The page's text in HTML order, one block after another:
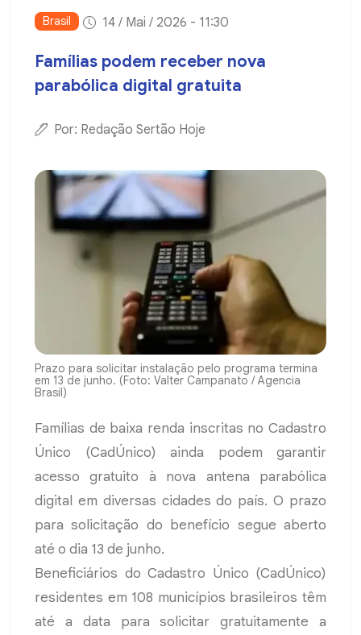
Brasil 14 / Mai / 2026 - 11:30
Famílias podem receber nova
parabólica digital gratuita
Por: Redação Sertão Hoje
Prazo para solicitar instalação pelo programa termina
em 13 de junho. (Foto: Valter Campanato / Agencia
Brasil)
Famílias de baixa renda inscritas no Cadastro
Único (CadÚnico) ainda podem garantir
acesso gratuito à nova antena parabólica
digital em diversas cidades do país. O prazo
para solicitação do benefício segue aberto
até o dia 13 de junho.
Beneficiários do Cadastro Único (CadÚnico)
residentes em 108 municípios brasileiros têm
até a data para solicitar gratuitamente a